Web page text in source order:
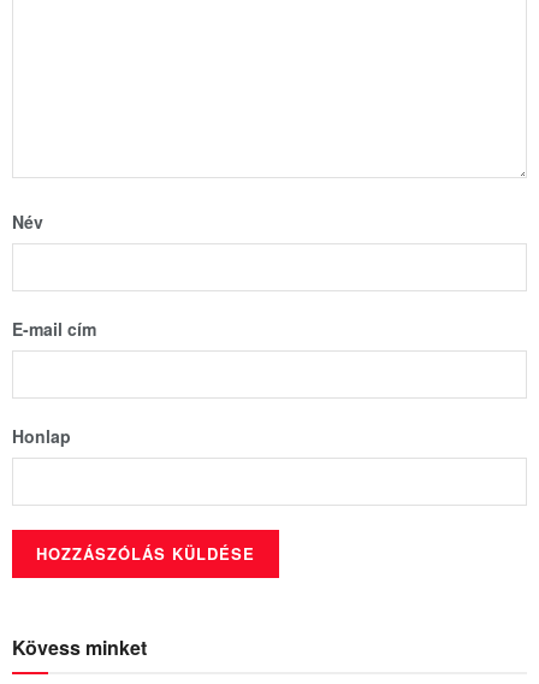
Név
E-mail cím
Honlap
Kövess minket